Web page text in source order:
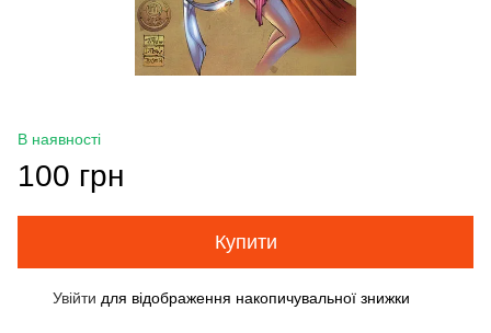
В наявності
100 грн
Купити
Увійти для відображення накопичувальної знижки